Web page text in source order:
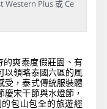
Western Plus 或 Ce
的爽泰度假莊園、有
以領略泰國六區的風
受，泰式傳統服裝體
宋干節與水燈節，
包山包全的旅遊經